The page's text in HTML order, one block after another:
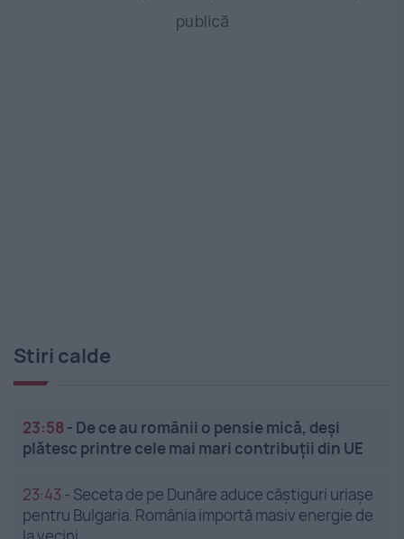
publică
Stiri calde
23:58 - De ce au românii o pensie mică, deși
plătesc printre cele mai mari contribuții din UE
23:43 - Seceta de pe Dunăre aduce câștiguri uriașe
pentru Bulgaria. România importă masiv energie de